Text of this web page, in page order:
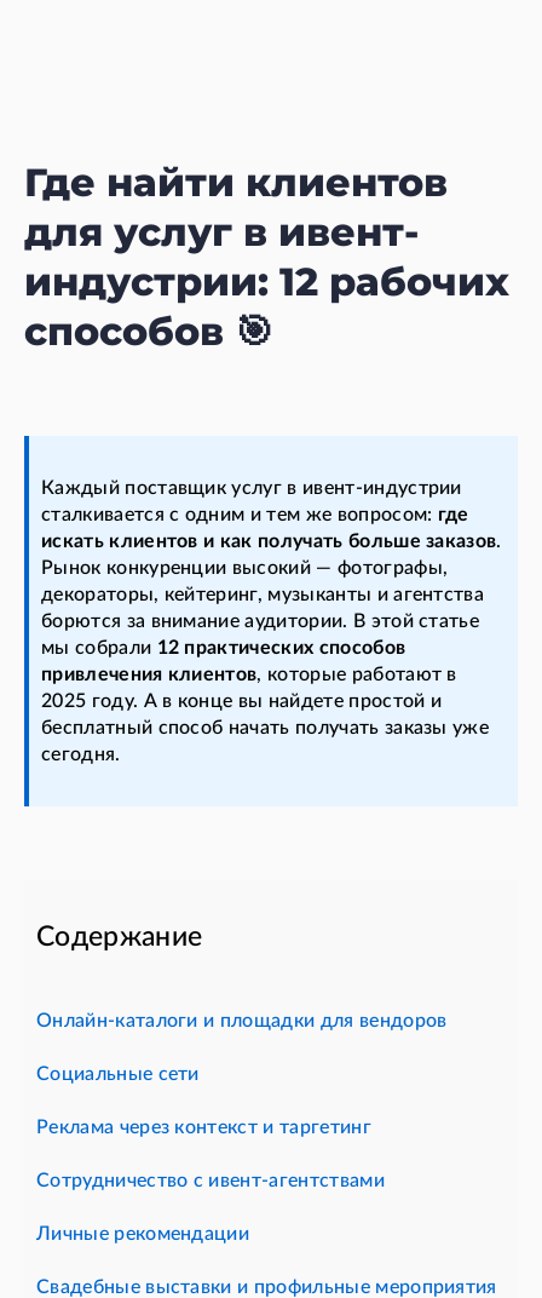
Где найти клиентов
для услуг в ивент-
индустрии: 12 рабочих
способов 🎯
Каждый поставщик услуг в ивент-индустрии
сталкивается с одним и тем же вопросом: где
искать клиентов и как получать больше заказов.
Рынок конкуренции высокий — фотографы,
декораторы, кейтеринг, музыканты и агентства
борются за внимание аудитории. В этой статье
мы собрали 12 практических способов
привлечения клиентов, которые работают в
2025 году. А в конце вы найдете простой и
бесплатный способ начать получать заказы уже
сегодня.
Содержание
Онлайн-каталоги и площадки для вендоров
Социальные сети
Реклама через контекст и таргетинг
Сотрудничество с ивент-агентствами
Личные рекомендации
Свадебные выставки и профильные мероприятия